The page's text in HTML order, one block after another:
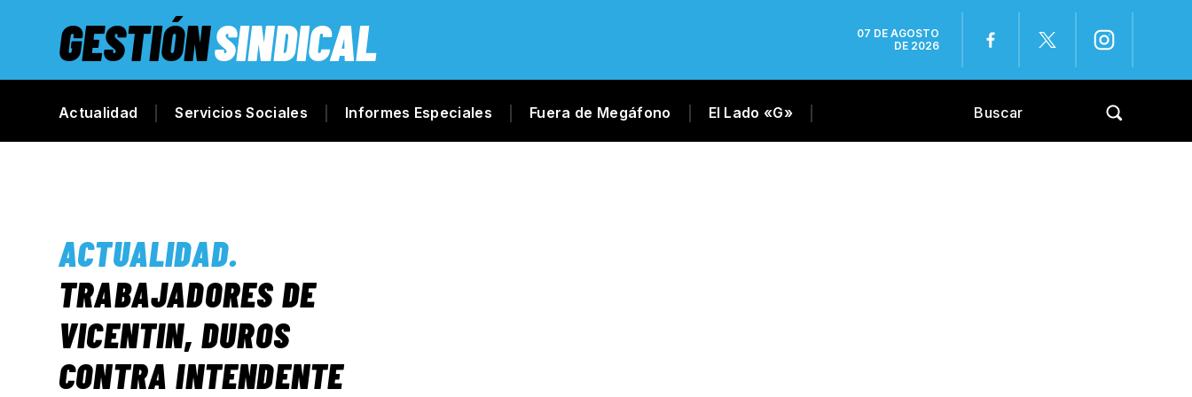
GESTIÓNSINDICAL
07 DE AGOSTO
DE 2026
Actualidad Servicios Sociales Informes Especiales Fuera de Megáfono El Lado «G»
ACTUALIDAD.
TRABAJADORES DE
VICENTIN, DUROS
CONTRA INTENDENTE